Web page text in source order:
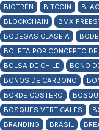
BIOTREN
BITCOIN
BLOCKCHAIN
BMX
BODEGAS CLASE A
BOLETA POR CONCEPTO
BOLSA DE CHILE
BONO
BONOS DE CARBONO
BORDE COSTERO
BOSQUES VERTICALES
BRANDING
BRASIL